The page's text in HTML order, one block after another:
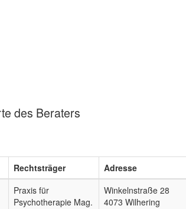
des Beraters
Rechtsträger Adresse
Praxis für
Psychotherapie Mag.
Winkelnstraße 28
4073 Wilhering